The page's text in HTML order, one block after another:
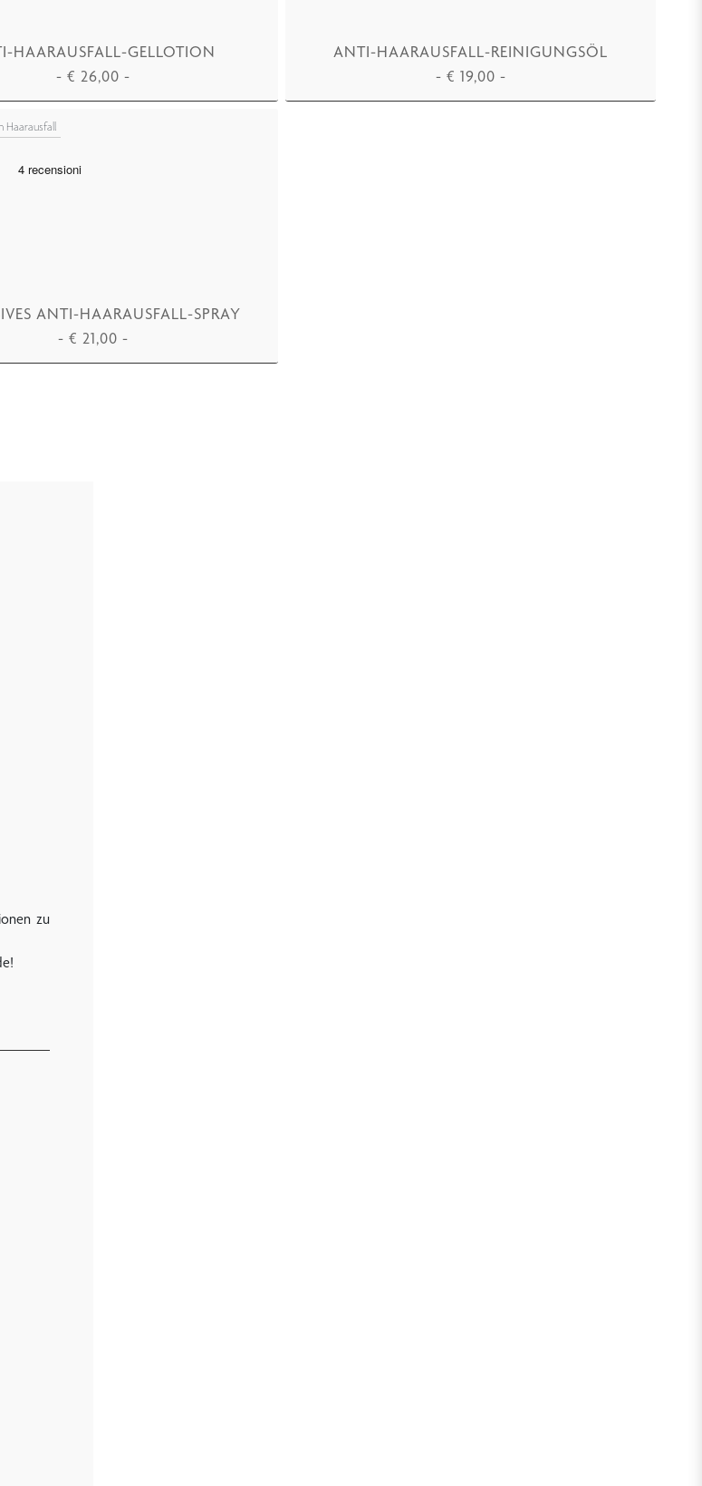
HAARAUSFALL-GELLOTION
- € 26,00 -
IN DEN WARENKORB LEGEN
ANTI-HAARAUSFALL-REINIGUNGSÖL
- € 19,00 -
Haarausfall
ANTI-HAARAUSFALL-SPRAY
- € 21,00 -
zu